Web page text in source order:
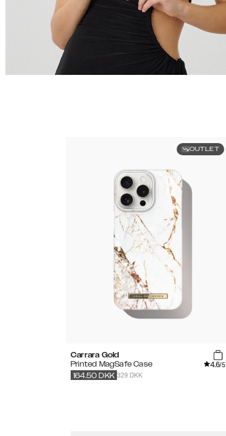
OUTLET
Carrara Gold
Printed MagSafe Case
4.6/5
329 DKK
164.50 DKK